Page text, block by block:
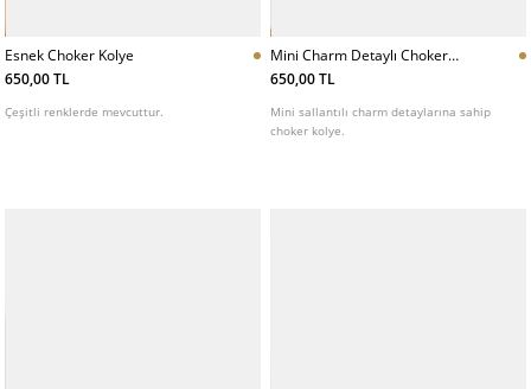
Esnek Choker Kolye
650,00 TL
Çeşitli renklerde mevcuttur.
Mini Charm Detaylı Choker
Kolye
650,00 TL
Mini sallantılı charm detaylarına sahip
choker kolye.